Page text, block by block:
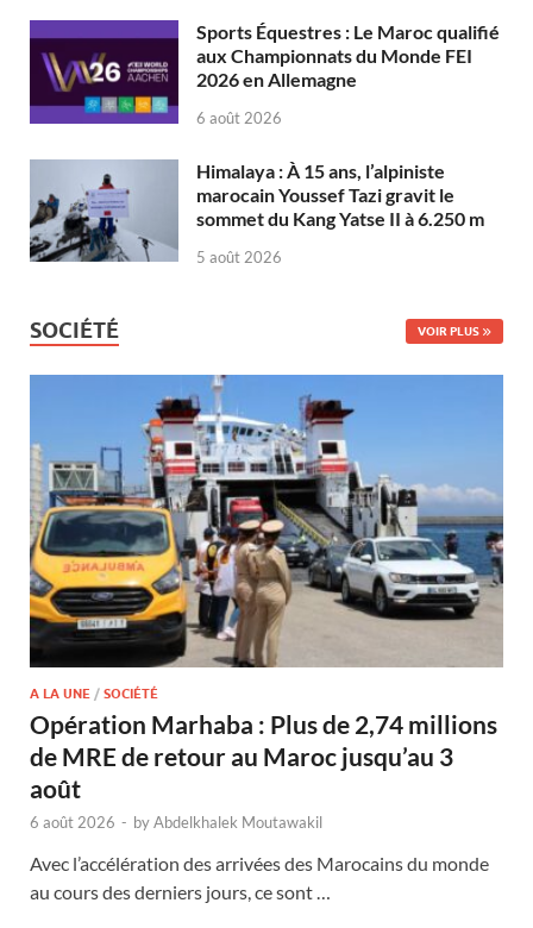
Sports Équestres : Le Maroc qualifié
aux Championnats du Monde FEI
2026 en Allemagne
6 août 2026
Himalaya : À 15 ans, l’alpiniste
marocain Youssef Tazi gravit le
sommet du Kang Yatse II à 6.250 m
5 août 2026
SOCIÉTÉ VOIR PLUS
A LA UNE / SOCIÉTÉ
Opération Marhaba : Plus de 2,74 millions
de MRE de retour au Maroc jusqu’au 3
août
6 août 2026 - byAbdelkhalek Moutawakil
Avec l’accélération des arrivées des Marocains du monde
au cours des derniers jours, ce sont …